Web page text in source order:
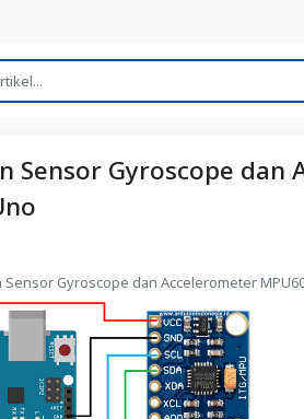
Sensor Gyroscope dan
Gyroscope dan Accelerometer